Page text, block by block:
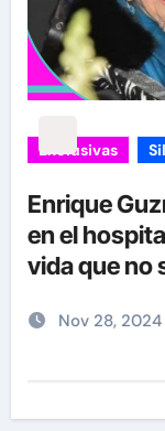
Exclusivas
Luis
sobre
declara:
Nov 28,